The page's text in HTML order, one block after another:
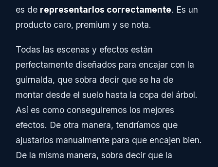
es de representarlos correctamente. Es un
producto caro, premium y se nota.
Todas las escenas y efectos están
perfectamente diseñados para encajar con la
guirnalda, que sobra decir que se ha de
montar desde el suelo hasta la copa del árbol.
Así es como conseguiremos los mejores
efectos. De otra manera, tendríamos que
ajustarlos manualmente para que encajen bien.
De la misma manera, sobra decir que la